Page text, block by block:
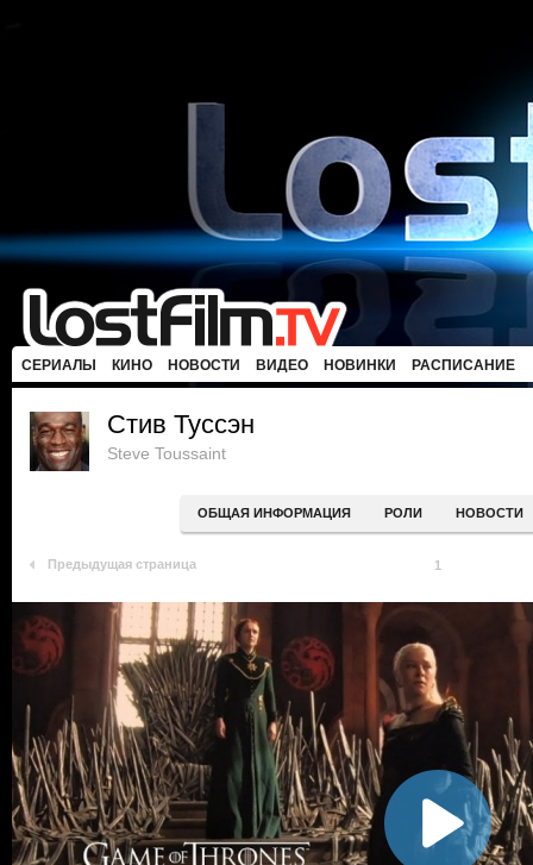
СЕРИАЛЫ КИНО НОВОСТИ ВИДЕО НОВИНКИ РАСПИСАНИЕ
Стив Туссэн
Steve Toussaint
ОБЩАЯ ИНФОРМАЦИЯ РОЛИ НОВОСТИ
Предыдущая страница 1